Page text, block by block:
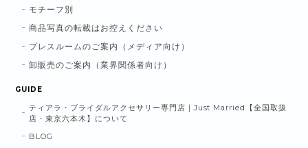
モチーフ別
商品写真の転載はお控えください
プレスルームのご案内（メディア向け）
卸販売のご案内（業界関係者向け）
GUIDE
ティアラ・ブライダルアクセサリー専門店｜Just Married【全国取扱
店・東京六本木】について
BLOG